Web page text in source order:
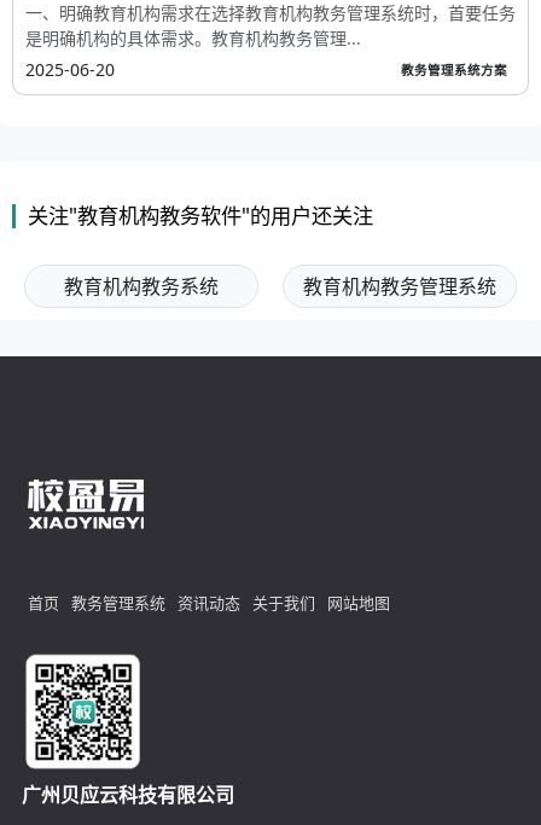
一、明确教育机构需求在选择教育机构教务管理系统时，首要任务
是明确机构的具体需求。教育机构教务管理...
2025-06-20
教务管理系统方案
关注"教育机构教务软件"的用户还关注
教育机构教务系统 教育机构教务管理系统
首页 教务管理系统 资讯动态 关于我们 网站地图
广州贝应云科技有限公司